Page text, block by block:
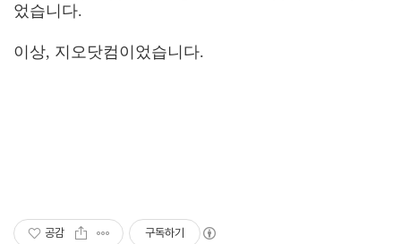
었습니다.
이상, 지오닷컴이었습니다.
공감 구독하기